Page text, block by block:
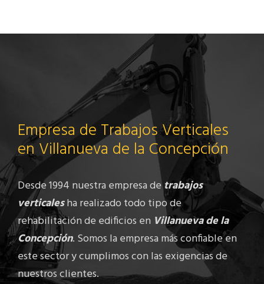
Empresa de Trabajos Verticales
en Villanueva de la Concepción
Desde 1994 nuestra empresa detrabajos
verticalesha realizado todo tipo de
rehabilitación de edificios en Villanueva de la
Concepción. Somos la empresa más confiable en
este sector y cumplimos con las exigencias de
nuestros clientes.